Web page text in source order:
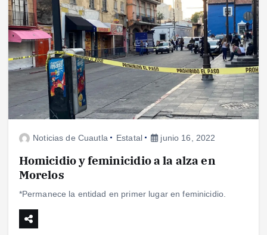
Noticias de Cuautla Estatal junio 16, 2022
Homicidio y feminicidio a la alza en
Morelos
*Permanece la entidad en primer lugar en feminicidio.